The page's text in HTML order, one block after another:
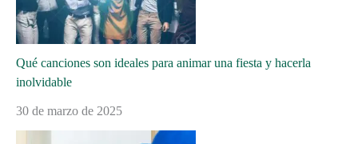
Qué canciones son ideales para animar una fiesta y hacerla
inolvidable
30 de marzo de 2025